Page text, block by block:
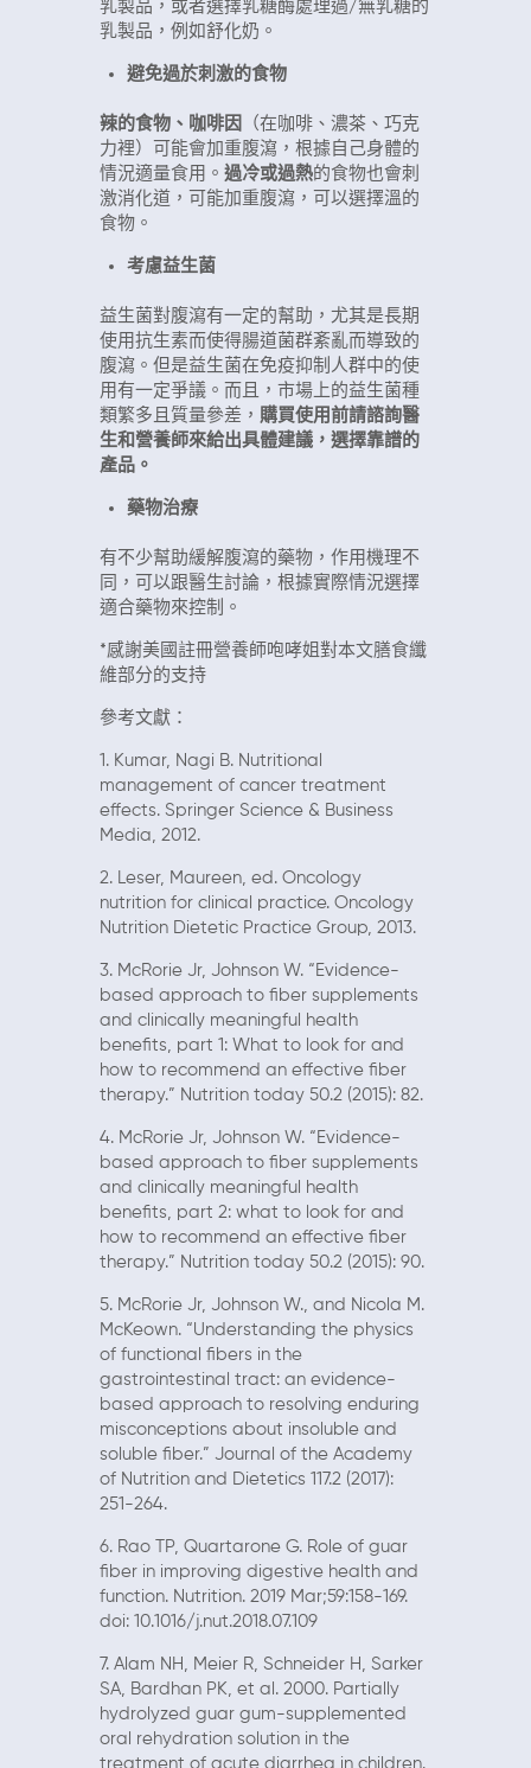
乳製品，或者選擇乳糖酶處理過/無乳糖的
乳製品，例如舒化奶。
避免過於刺激的食物
辣的食物、咖啡因
（在咖啡、濃茶、巧克
力裡）可能會加重腹瀉，根據自己身體的
情況適量食用。 過冷或過熱的食物也會刺
激消化道，可能加重腹瀉，可以選擇溫的
食物。
考慮益生菌
益生菌對腹瀉有一定的幫助，尤其是長期
使用抗生素而使得腸道菌群紊亂而導致的
腹瀉。但是益生菌在免疫抑制人群中的使
用有一定爭議。而且，市場上的益生菌種
類繁多且質量參差， 購買使用前請諮詢醫
生和營養師來給出具體建議，選擇靠譜的
產品。
藥物治療
有不少幫助緩解腹瀉的藥物，作用機理不
同，可以跟醫生討論，根據實際情況選擇
適合藥物來控制。
*感謝美國註冊營養師咆哮姐對本文膳食纖
維部分的支持
參考文獻：
1. Kumar, Nagi B. Nutritional
management of cancer treatment
effects. Springer Science & Business
Media, 2012.
2. Leser, Maureen, ed. Oncology
nutrition for clinical practice. Oncology
Nutrition Dietetic Practice Group, 2013.
3. McRorie Jr, Johnson W. “Evidence-
based approach to fiber supplements
and clinically meaningful health
benefits, part 1: What to look for and
how to recommend an effective fiber
therapy.” Nutrition today 50.2 (2015): 82.
4. McRorie Jr, Johnson W. “Evidence-
based approach to fiber supplements
and clinically meaningful health
benefits, part 2: what to look for and
how to recommend an effective fiber
therapy.” Nutrition today 50.2 (2015): 90.
5. McRorie Jr, Johnson W., and Nicola M.
McKeown. “Understanding the physics
of functional fibers in the
gastrointestinal tract: an evidence-
based approach to resolving enduring
misconceptions about insoluble and
soluble fiber.” Journal of the Academy
of Nutrition and Dietetics 117.2 (2017):
251-264.
6. Rao TP, Quartarone G. Role of guar
fiber in improving digestive health and
function. Nutrition. 2019 Mar;59:158-169.
doi: 10.1016/j.nut.2018.07.109
7. Alam NH, Meier R, Schneider H, Sarker
SA, Bardhan PK, et al. 2000. Partially
hydrolyzed guar gum-supplemented
oral rehydration solution in the
treatment of acute diarrhea in children.